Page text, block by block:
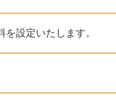
設定いたします。